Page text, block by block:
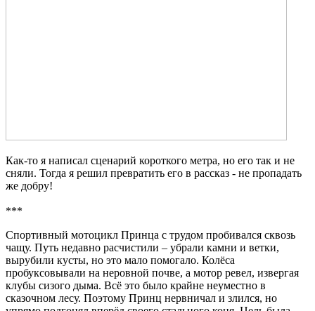
Как-то я написал сценарий короткого метра, но его так и не
сняли. Тогда я решил превратить его в рассказ - не пропадать
же добру!
***
Спортивный мотоцикл Принца с трудом пробивался сквозь
чащу. Путь недавно расчистили – убрали камни и ветки,
вырубили кусты, но это мало помогало. Колёса
пробуксовывали на неровной почве, а мотор ревел, извергая
клубы сизого дыма. Всё это было крайне неуместно в
сказочном лесу. Поэтому Принц нервничал и злился, но